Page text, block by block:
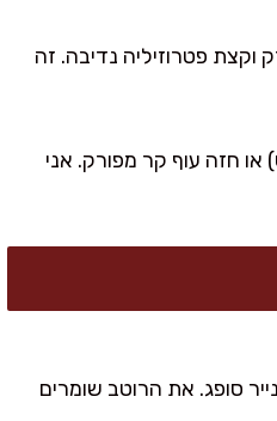
פטרוזיליה נדיבה. זה
או חזה עוף קר מפורק. אני
ולשמור בקופסה עם נייר סופג. את הרוטב שומרים